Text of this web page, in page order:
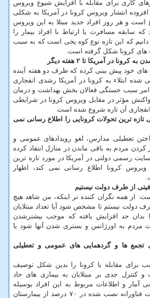
كاری برای مقابله با افزایش شیوع ویروس
انتشار ویروس كرونا در آمریكا به شكلی
است و هر روز افراد جدید مبتلا به این ویروس
سابقه مسافرت یا ارتباط با افراد بیمار را
دانیم كه این تازه نوع كوه یخی است كه به سبب
های كرونا شكل گرفته است.
در آمریكا تا ۲ هفته دیگر
خود پیش بینی كرده كه ظرف دو هفته آینده
شده ابتلاء به كرونا در آمریكا رشدی انفجاری
امر سبب خستگی فعالان بخش بهداشت و درمان
واكنش مؤثر در مقابل ویروس كرونا در شرایطی
آن تازه شروع شده است.
ترین تحولات كرونایی را اطلاع رسانی نمی
تعطیلی مدارس، لغو رویدادهای عمومی و
كردن مردم به باقی ماندن در منازل انتقاد كرده
رسمی دولتی در آمریكا در مورد تازه ترین
كرونا اطلاع رسانی نمی كند، اظهار
از طرف دولت نیستیم
از همه نگران كننده تر اینكه، من شاهد هیچ
دولت نیستم تا مشخص شود آیا تعداد مبتلایان
بدان حد افزایش یافته كه موجب بیشترشدن
مردم به اورژانس و بستری شدن آنها شود یا
تجمع ها و گردهمایی های عمومی و تعطیلی
برای مقابله با كرونا را بدین شكل توصیف
كنترل جدی بر مبتلایان به بیماری های حاد
آمار و اطلاعات مربوط به این افراد بوسیله
سیستم ها و تجهیزات فناورانه نصب شده در ۷۰ درصد از بیمارستان